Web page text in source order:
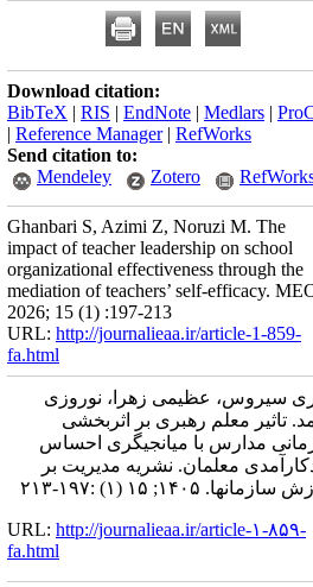
Download citation:
BibTeX | RIS | EndNote | Medlars |
| Reference Manager| RefWorks
Send citation to:
Mendeley
Zotero
Ghanbari S, Azimi Z, Noruzi M. The
impact of teacher leadership on school
organizational effectiveness through the
mediation of teachers’ self-efficacy.
2026; 15 (1) :197-213
URL: http://journalieaa.ir/article-1-859-
fa.html
سیروس، عظیمی زهرا، نوروزی
تاثیر معلم رهبری بر اثربخشی
مدارس با میانجیگری احساس
معلمان. نشریه مديريت بر
۱۴۰۵; ۱۵ (۱) :۱۹۷-۲۱۳
URL: http://journalieaa.ir/article-۱-۸۵۹-
fa.html